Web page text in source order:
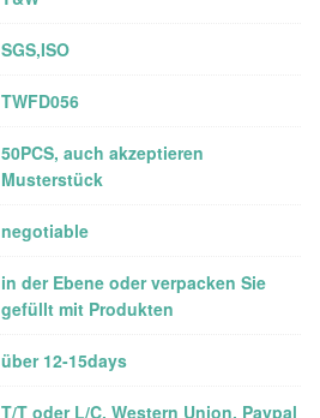
SGS,ISO
TWFD056
50PCS, auch akzeptieren
Musterstück
negotiable
in der Ebene oder verpacken Sie
gefüllt mit Produkten
über 12-15days
T/T oder L/C, Western Union, Paypal